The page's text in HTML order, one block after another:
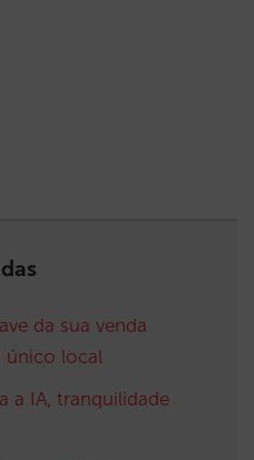
da sua venda
único local
a IA, tranquilidade